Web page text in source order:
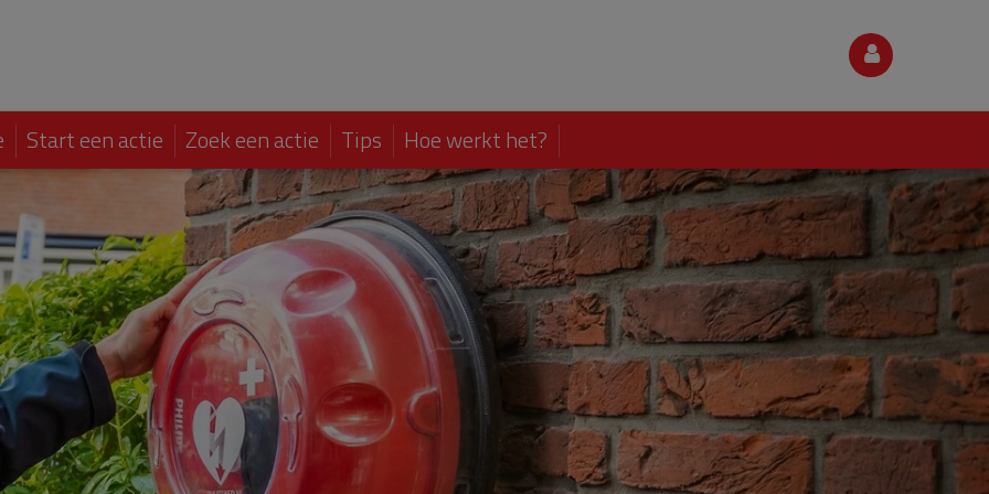
Start een actie Zoek een actie Tips Hoe werkt het?